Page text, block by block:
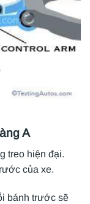
A
treo hiện đại.
của xe.
bánh trước sẽ